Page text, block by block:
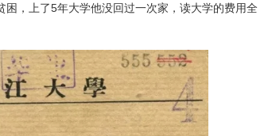
，上了5年大学他没回过一次家，读大学的费用全